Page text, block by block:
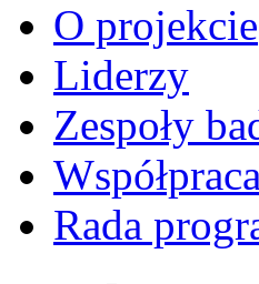
O projekcie
Liderzy
Zespoły
Współpraca
Rada